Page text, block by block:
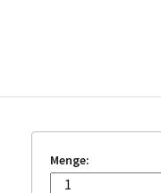
Menge: